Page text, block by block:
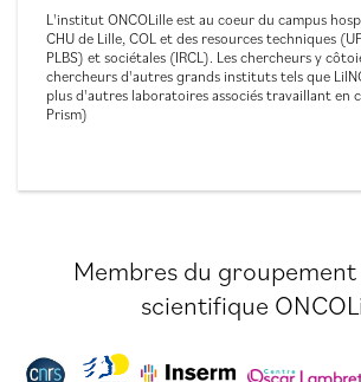
L'institut ONCOLille est au coeur du campus
CHU de Lille, COL et des resources techniques
PLBS) et sociétales (IRCL). Les chercheurs y
chercheurs d'autres grands instituts tels que
plus d'autres laboratoires associés travaillant en
Prism)
Membres du
scientifique